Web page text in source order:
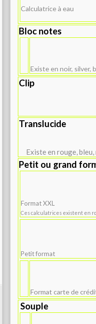
Calculatrice à eau
Bloc notes
Existe en noir, silver,
Clip
Translucide
Existe en rouge, bleu,
Petit ou grand
Format XXL
Ces calculatrices existent en
Petit format
Format carte de
Souple